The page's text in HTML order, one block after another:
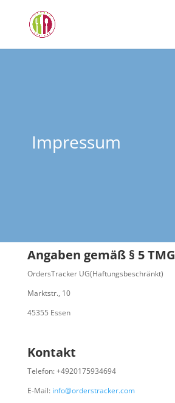
Impressum
Angaben gemäß § 5 TMG
OrdersTracker UG(Haftungsbeschränkt)
Marktstr., 10
45355 Essen
Kontakt
Telefon: +4920175934694
E-Mail: info@orderstracker.com